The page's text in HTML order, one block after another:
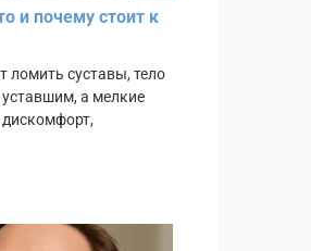
и почему стоит к
ломить суставы, тело
а мелкие